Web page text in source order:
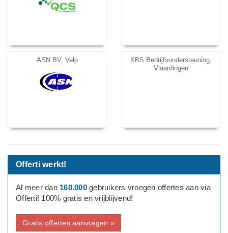
ASN BV, Velp
KBS Bedrijfsondersteuning,
Vlaardingen
Offerti werkt!
Al meer dan 160.000gebruikers vroegen offertes aan via
Offerti! 100% gratis en vrijblijvend!
Gratis offertes aanvragen »